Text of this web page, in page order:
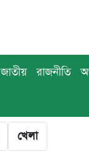
জাতীয় রাজনীতি
খেলা